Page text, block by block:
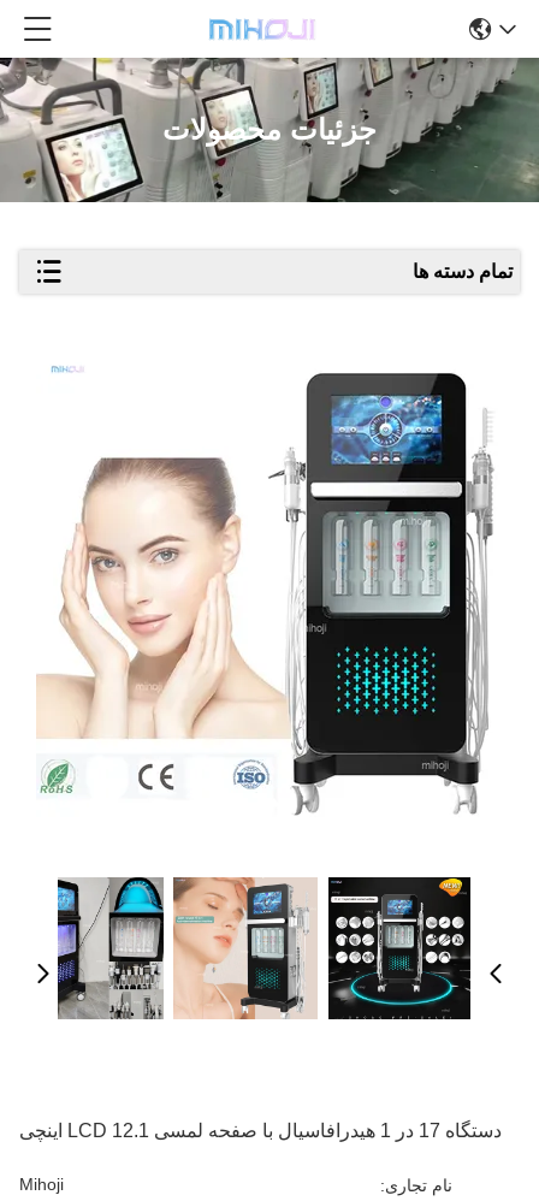
جزئیات محصولات
تمام دسته ها
دستگاه 17 در 1 هیدرافاسیال با صفحه لمسی LCD 12.1 اینچی
نام تجاری: Mihoji